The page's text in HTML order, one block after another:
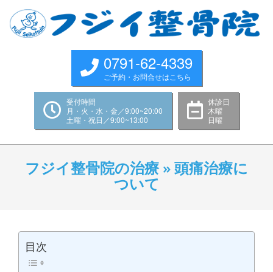
content
0791-62-4339
ご予約・お問合せはこちら
受付時間
月・火・水・金／9:00~20:00
土曜・祝日／9:00~13:00
休診日
木曜
日曜
Navigationフジイ整骨院の治療 »頭痛治療に
ついて
目次